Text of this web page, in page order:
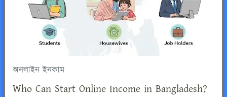
অনলাইন ইনকাম
Who Can Start Online Income in Bangladesh?